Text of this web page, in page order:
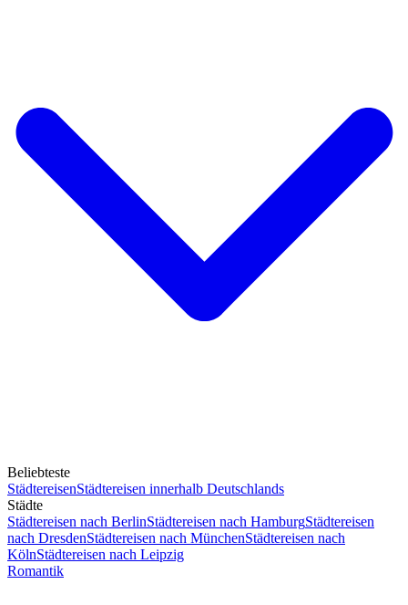
Beliebteste
StädtereisenStädtereisen innerhalb Deutschlands
Städte
Städtereisen nach BerlinStädtereisen nach HamburgStädtereisen
nach DresdenStädtereisen nach MünchenStädtereisen nach
KölnStädtereisen nach Leipzig
Romantik